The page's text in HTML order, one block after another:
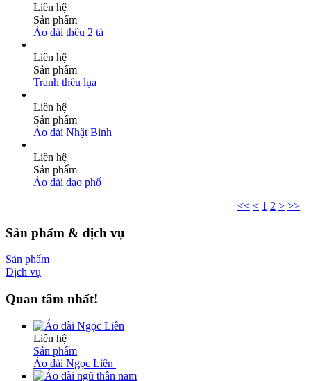
Liên hệ
Sản phẩm
Áo dài thêu 2 tà
Liên hệ
Sản phẩm
Tranh thêu lụa
Liên hệ
Sản phẩm
Áo dài Nhật Bình
Liên hệ
Sản phẩm
Áo dài dạo phố
<< < 1 2 > >>
Sản phẩm & dịch vụ
Sản phẩm
Dịch vụ
Quan tâm nhất!
Liên hệ
Sản phẩm
Áo dài Ngọc Liên